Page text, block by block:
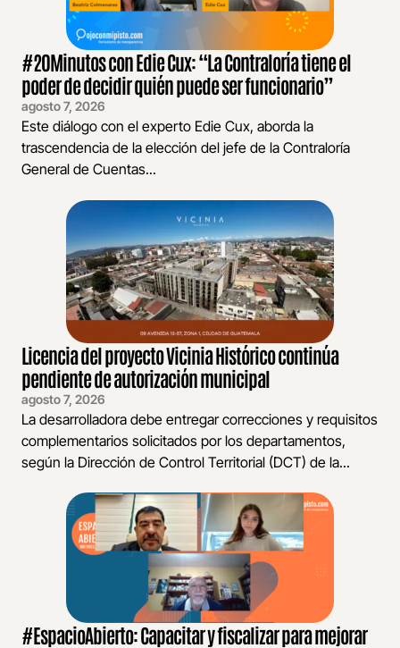
#20Minutos con Edie Cux: “La Contraloría tiene el
poder de decidir quién puede ser funcionario”
agosto 7, 2026
Este diálogo con el experto Edie Cux, aborda la
trascendencia de la elección del jefe de la Contraloría
General de Cuentas...
Licencia del proyecto Vicinia Histórico continúa
pendiente de autorización municipal
agosto 7, 2026
La desarrolladora debe entregar correcciones y requisitos
complementarios solicitados por los departamentos,
según la Dirección de Control Territorial (DCT) de la...
#EspacioAbierto: Capacitar y fiscalizar para mejorar